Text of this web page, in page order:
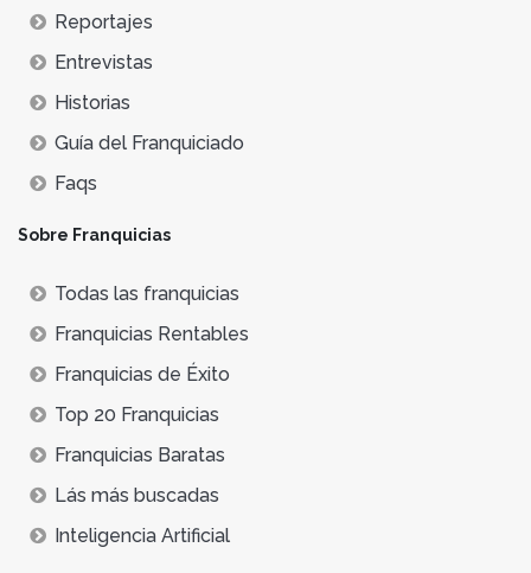
Reportajes
Entrevistas
Historias
Guía del Franquiciado
Faqs
Sobre Franquicias
Todas las franquicias
Franquicias Rentables
Franquicias de Éxito
Top 20 Franquicias
Franquicias Baratas
Lás más buscadas
Inteligencia Artificial